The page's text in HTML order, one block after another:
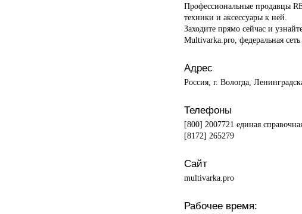
Профессиональные продавцы
техники и аксессуары к ней.
Заходите прямо сейчас и
Multivarka.pro, федеральная
Адрес
Россия, г. Вологда,
Телефоны
[800] 2007721 единая
[8172] 265279
Сайт
multivarka.pro
Рабочее время: